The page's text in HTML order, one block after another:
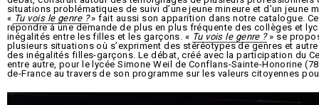
situations problématiques de suivi d’une jeune mineure et d’un jeune
« Tu vois le genre ?» fait aussi son apparition dans notre catalogue.
répondre à une demande de plus en plus fréquente des collèges et
inégalités entre les filles et les garçons. « Tu vois le genre ?» se
plusieurs situations où s’expriment des stéréotypes de genres et
des inégalités filles-garçons. Le débat, créé avec la participation du
entre autre, pour le lycée Simone Weil de Conflans-Sainte-Honorine
de-France au travers de son programme sur les valeurs citoyennes